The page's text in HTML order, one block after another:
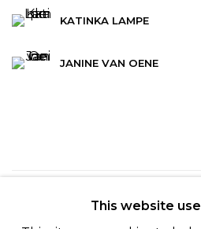
KATINKA LAMPE
JANINE VAN OENE
This website